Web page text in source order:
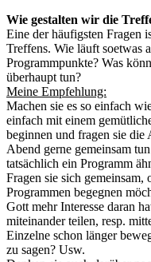
Wie gestalten wir die
Eine der häufigsten Fragen
Treffens. Wie läuft soetwas
Programmpunkte? Was
überhaupt tun?
Meine Empfehlung:
Machen sie es so einfach
einfach mit einem
beginnen und fragen sie die
Abend gerne gemeinsam
tatsächlich ein Programm
Fragen sie sich
Programmen begegnen
Gott mehr Interesse daran
miteinander teilen, resp.
Einzelne schon länger
zu sagen? Usw.